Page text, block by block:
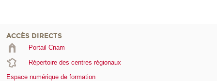
ACCÈS DIRECTS
Portail Cnam
Répertoire des centres régionaux
Espace numérique de formation